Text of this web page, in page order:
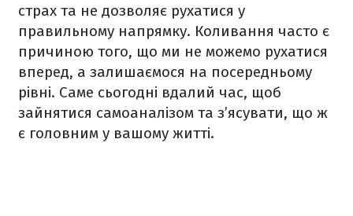
страх та не дозволяє рухатися у
правильному напрямку. Коливання часто є
причиною того, що ми не можемо рухатися
вперед, а залишаємося на посередньому
рівні. Саме сьогодні вдалий час, щоб
зайнятися самоаналізом та з’ясувати, що ж
є головним у вашому житті.